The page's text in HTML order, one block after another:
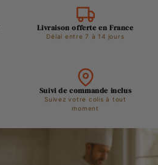
Livraison offerte en France
Délai entre 7 à 14 jours
Suivi de commande inclus
Suivez votre colis à tout
moment